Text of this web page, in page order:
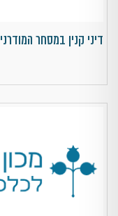
דיני קנין במסחר המודרני